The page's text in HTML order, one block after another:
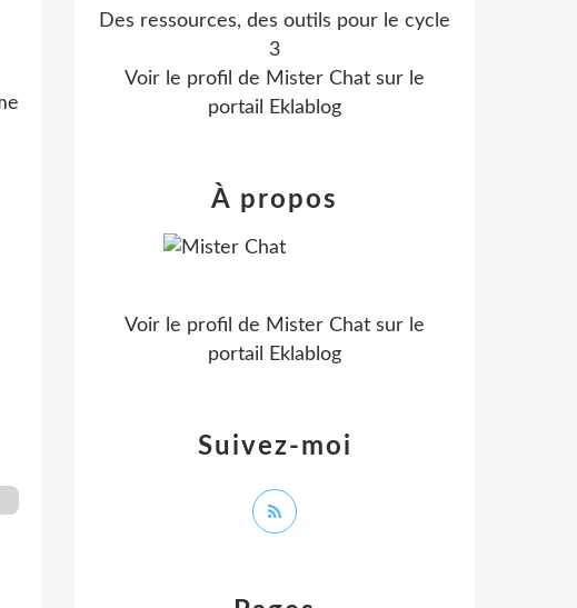
Des ressources, des outils pour le cycle
3
Voir le profil de Mister Chat sur le
portail Eklablog
Suivez-moi
À propos
Voir le profil de Mister Chat sur le
portail Eklablog